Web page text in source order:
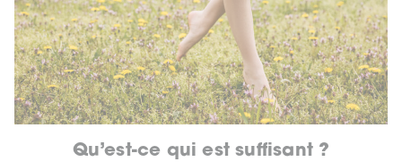
Qu’est-ce qui est suffisant ?